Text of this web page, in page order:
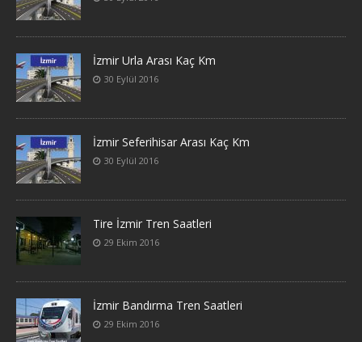
İzmir Urla Arası Kaç Km
30 Eylül 2016
İzmir Seferihisar Arası Kaç Km
30 Eylül 2016
Tire İzmir Tren Saatleri
29 Ekim 2016
İzmir Bandırma Tren Saatleri
29 Ekim 2016